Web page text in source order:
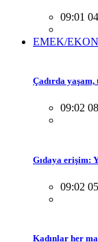
09:01 04
EMEK/
Çadırda
09:02 08
Gıdaya erişim:
09:02 05
Kadınlar her